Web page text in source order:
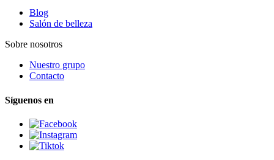
Blog
Salón de belleza
Sobre nosotros
Nuestro grupo
Contacto
Síguenos en